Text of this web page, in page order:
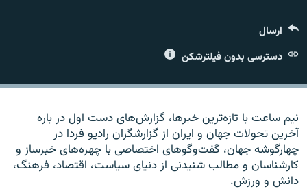
زبان‌های دیگر
ارسال
دسترسی بدون فیلترشکن
نیم ساعت با تازه‌ترین خبرها، گزارش‌های دست اول در باره
آخرین تحولات جهان و ایران از گزارشگران رادیو فردا در
چهارگوشه جهان، گفت‌وگوهای اختصاصی با چهره‌های خبرساز و
کارشناسان و مطالب شنیدنی از دنیای سیاست، اقتصاد، فرهنگ،
دانش و ورزش.